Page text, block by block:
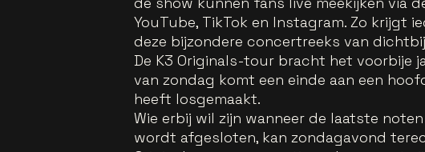
YouTube, TikTok en Instagram. Zo krijgt
deze bijzondere concertreeks van
De K3 Originals-tour bracht het voorbije
van zondag komt een einde aan een
heeft losgemaakt.
Wie erbij wil zijn wanneer de laatste
wordt afgesloten, kan zondagavond